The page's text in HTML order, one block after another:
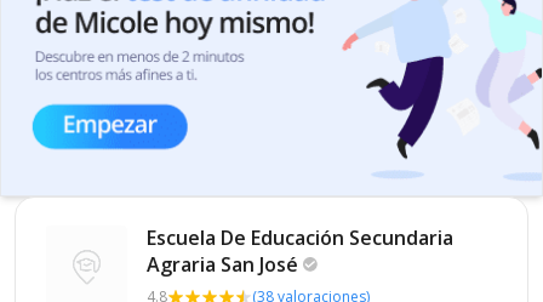
Escuela De Educación Secundaria
Agraria San José
4.8 (38 valoraciones)